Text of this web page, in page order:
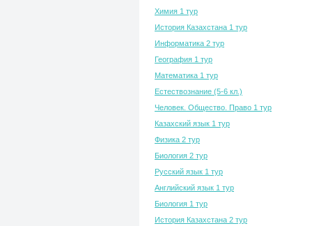
Химия 1 тур
История Казахстана 1 тур
Информатика 2 тур
География 1 тур
Математика 1 тур
Естествознание (5-6 кл.)
Человек. Общество. Право 1 тур
Казахский язык 1 тур
Физика 2 тур
Биология 2 тур
Русский язык 1 тур
Английский язык 1 тур
Биология 1 тур
История Казахстана 2 тур